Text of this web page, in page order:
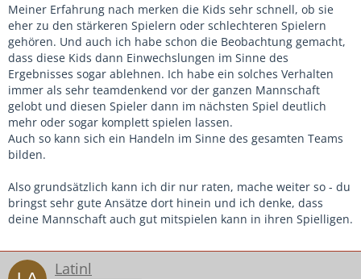
Meiner Erfahrung nach merken die Kids sehr schnell, ob sie
eher zu den stärkeren Spielern oder schlechteren Spielern
gehören. Und auch ich habe schon die Beobachtung gemacht,
dass diese Kids dann Einwechslungen im Sinne des
Ergebnisses sogar ablehnen. Ich habe ein solches Verhalten
immer als sehr teamdenkend vor der ganzen Mannschaft
gelobt und diesen Spieler dann im nächsten Spiel deutlich
mehr oder sogar komplett spielen lassen.
Auch so kann sich ein Handeln im Sinne des gesamten Teams
bilden.
Also grundsätzlich kann ich dir nur raten, mache weiter so - du
bringst sehr gute Ansätze dort hinein und ich denke, dass
deine Mannschaft auch gut mitspielen kann in ihren Spielligen.
Latinl